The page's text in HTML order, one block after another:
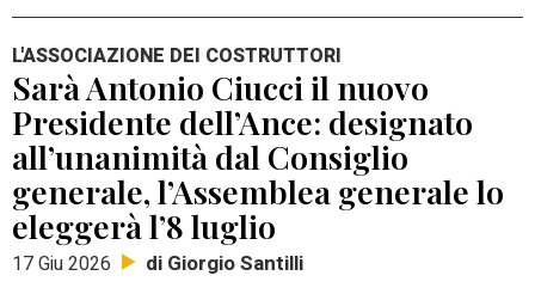
L'ASSOCIAZIONE DEI COSTRUTTORI
Sarà Antonio Ciucci il nuovo
Presidente dell’Ance: designato
all’unanimità dal Consiglio
generale, l’Assemblea generale lo
eleggerà l’8 luglio
17 Giu 2026 di Giorgio Santilli